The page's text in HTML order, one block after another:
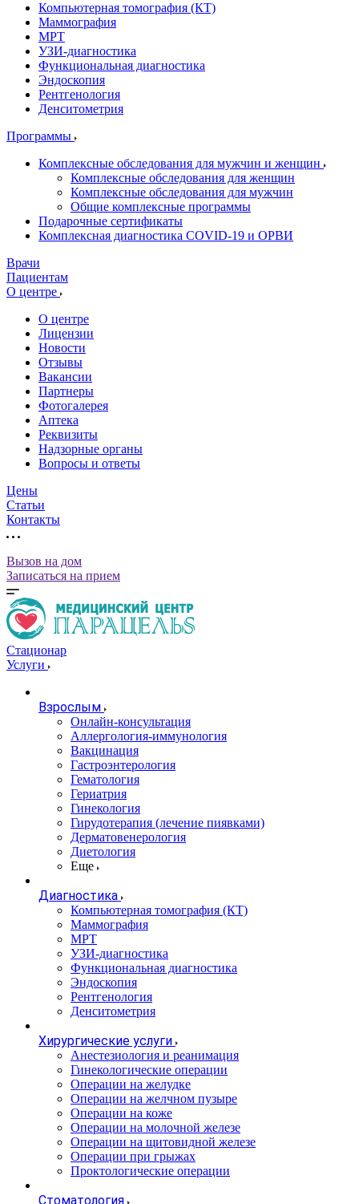
Компьютерная томография (КТ)
Маммография
МРТ
УЗИ-диагностика
Функциональная диагностика
Эндоскопия
Рентгенология
Денситометрия
Программы
Комплексные обследования для мужчин и женщин
Комплексные обследования для женщин
Комплексные обследования для мужчин
Общие комплексные программы
Подарочные сертификаты
Комплексная диагностика COVID-19 и ОРВИ
Врачи
Пациентам
О центре
О центре
Лицензии
Новости
Отзывы
Вакансии
Партнеры
Фотогалерея
Аптека
Реквизиты
Надзорные органы
Вопросы и ответы
Цены
Статьи
Контакты
Вызов на дом
Записаться на прием
Стационар
Услуги
Взрослым
Онлайн-консультация
Аллергология-иммунология
Вакцинация
Гастроэнтерология
Гематология
Гериатрия
Гинекология
Гирудотерапия (лечение пиявками)
Дерматовенерология
Диетология
Еще
Диагностика
Компьютерная томография (КТ)
Маммография
МРТ
УЗИ-диагностика
Функциональная диагностика
Эндоскопия
Рентгенология
Денситометрия
Хирургические услуги
Анестезиология и реанимация
Гинекологические операции
Операции на желудке
Операции на желчном пузыре
Операции на коже
Операции на молочной железе
Операции на щитовидной железе
Операции при грыжах
Проктологические операции
Стоматология